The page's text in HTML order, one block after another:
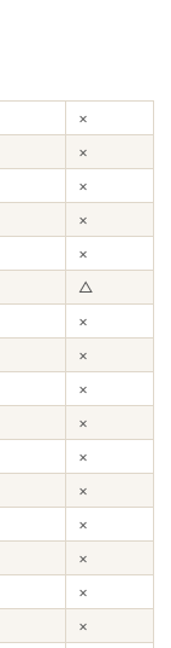
×
×
×
×
×
△
×
×
×
×
×
×
×
×
×
×